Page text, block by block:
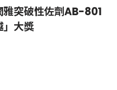
雅突破性佐劑AB-801
」大獎